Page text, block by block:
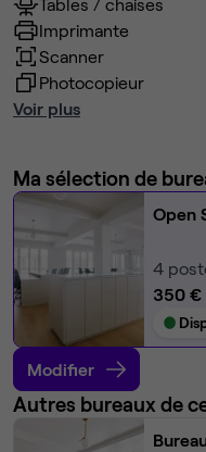
Tables / chaises
Imprimante
Scanner
Photocopieur
Voir plus
Ma sélection de
Open
4
350 €
Modifier
Autres bureaux de